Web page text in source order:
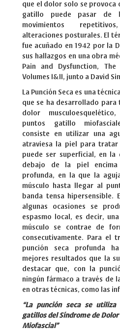
que el dolor solo se provoca
gatillo puede pasar de
movimientos
alteraciones posturales. El
fue acuñado en 1942 por la
sus hallazgos en una obra
Pain and Dysfunction,
Volumes I&II, junto a David
La Punción Seca es una
que se ha desarrollado para
dolor
puntos gatillo
consiste en utilizar una
atraviesa la piel para
puede ser superficial, en la
debajo de la piel
profunda, en la que la
músculo hasta llegar al
banda tensa hipersensible.
algunas ocasiones se
espasmo local, es decir,
músculo se contrae de
consecutivamente. Para el
punción seca profunda
mejores resultados que la
destacar que, con la
ningún fármaco a través de
en otras técnicas, como las
“La punción seca se
gatillos del Síndrome de Dolor
Miofascial”